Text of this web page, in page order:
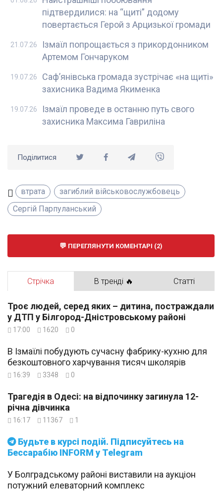
підтвердилися: на “щиті” додому
повертається Герой з Арцизької громади
Ізмаїл попрощається з прикордонником
Артемом Гончаруком
21.07.26
Саф’янівська громада зустрічає «на щиті»
захисника Вадима Якименка
19.07.26
Ізмаїл проведе в останню путь свого
захисника Максима Гавриліна
19.07.26
Поділитися
втрата
загиблий військовослужбовець
Сергій Парпуланський
ПЕРЕГЛЯНУТИ КОМЕНТАРІ (2)
Стрічка В тренді 🔥 Статті
Будьте в курсі подій. Підписуйтесь на
Бессарабію INFORM у Telegram
Троє людей, серед яких – дитина, постраждали
у ДТП у Білгород-Дністровському районі
17:00 1620 0
В Ізмаїлі побудують сучасну фабрику-кухню для
безкоштовного харчування тисяч школярів
16:39 3348 0
Трагедія в Одесі: на відпочинку загинула 12-
річна дівчинка
16:17 11367 1
У Болградському районі виставили на аукціон
потужний елеваторний комплекс